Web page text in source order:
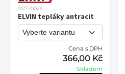
1227700211
ELVIN tepláky antracit
Cena s DPH
366,00 Kč
Skladem